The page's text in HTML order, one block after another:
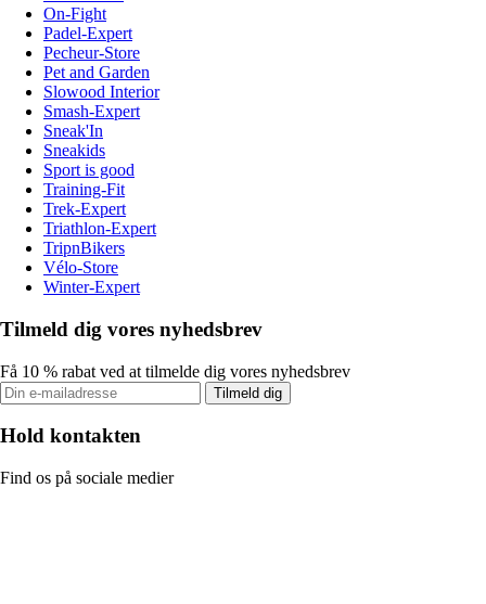
On-Fight
Padel-Expert
Pecheur-Store
Pet and Garden
Slowood Interior
Smash-Expert
Sneak'In
Sneakids
Sport is good
Training-Fit
Trek-Expert
Triathlon-Expert
TripnBikers
Vélo-Store
Winter-Expert
Tilmeld dig vores nyhedsbrev
Få 10 % rabat ved at tilmelde dig vores nyhedsbrev
Tilmeld dig
Hold kontakten
Find os på sociale medier